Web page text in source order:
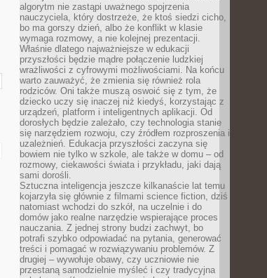
algorytm nie zastąpi uważnego spojrzenia
nauczyciela, który dostrzeże, że ktoś siedzi cicho,
bo ma gorszy dzień, albo że konflikt w klasie
wymaga rozmowy, a nie kolejnej prezentacji.
Właśnie dlatego najważniejsze w edukacji
przyszłości będzie mądre połączenie ludzkiej
wrażliwości z cyfrowymi możliwościami. Na końcu
warto zauważyć, że zmienia się również rola
rodziców. Oni także muszą oswoić się z tym, że
dziecko uczy się inaczej niż kiedyś, korzystając z
urządzeń, platform i inteligentnych aplikacji. Od
dorosłych będzie zależało, czy technologia stanie
się narzędziem rozwoju, czy źródłem rozproszenia i
uzależnień. Edukacja przyszłości zaczyna się
bowiem nie tylko w szkole, ale także w domu – od
rozmowy, ciekawości świata i przykładu, jaki dają
sami dorośli.
Sztuczna inteligencja jeszcze kilkanaście lat temu
kojarzyła się głównie z filmami science fiction, dziś
natomiast wchodzi do szkół, na uczelnie i do
domów jako realne narzędzie wspierające proces
nauczania. Z jednej strony budzi zachwyt, bo
potrafi szybko odpowiadać na pytania, generować
treści i pomagać w rozwiązywaniu problemów. Z
drugiej – wywołuje obawy, czy uczniowie nie
przestaną samodzielnie myśleć i czy tradycyjna